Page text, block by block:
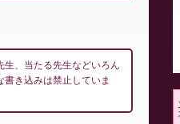
生、当たる先生などいろん
き込みは禁止していま